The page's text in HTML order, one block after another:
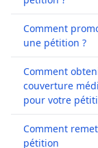
Comment
une pétition ?
Comment
couverture
pour votre
Comment
pétition